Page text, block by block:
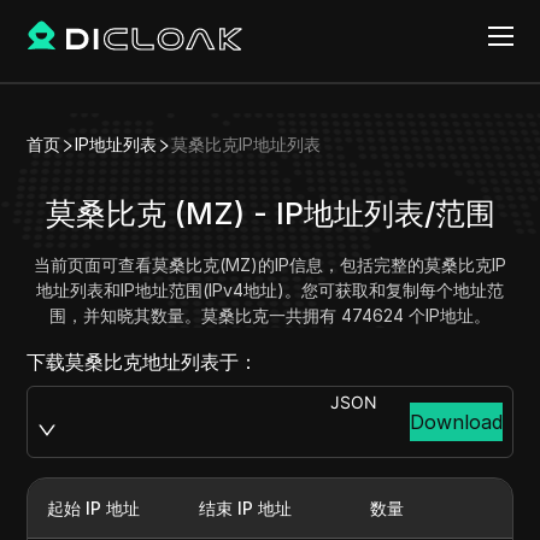
首页 IP地址列表 莫桑比克IP地址列表
莫桑比克 (MZ) - IP地址列表/范围
当前页面可查看莫桑比克(MZ)的IP信息，包括完整的莫桑比克IP
地址列表和IP地址范围(IPv4地址)。您可获取和复制每个地址范
围，并知晓其数量。莫桑比克一共拥有 474624 个IP地址。
下载莫桑比克地址列表于：
JSON
Download
起始 IP 地址 结束 IP 地址 数量